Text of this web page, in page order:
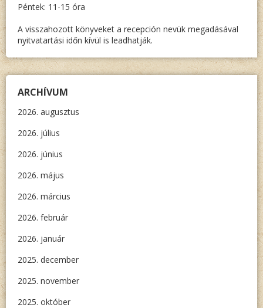
Péntek: 11-15 óra
A visszahozott könyveket a recepción nevük megadásával
nyitvatartási időn kívül is leadhatják.
ARCHÍVUM
2026. augusztus
2026. július
2026. június
2026. május
2026. március
2026. február
2026. január
2025. december
2025. november
2025. október